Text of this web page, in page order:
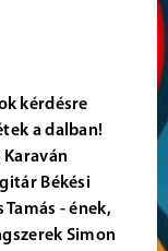
kérdésre
a dalban!
Karaván
Békési
- ének,
Simon